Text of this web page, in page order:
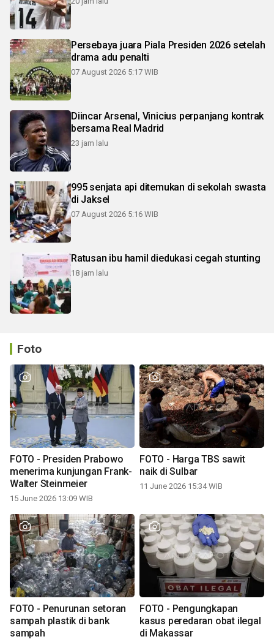
Persebaya juara Piala Presiden 2026 setelah
drama adu penalti
07 August 2026 5:17 WIB
Diincar Arsenal, Vinicius perpanjang kontrak
bersama Real Madrid
23 jam lalu
995 senjata api ditemukan di sekolah swasta
di Jaksel
07 August 2026 5:16 WIB
Ratusan ibu hamil diedukasi cegah stunting
18 jam lalu
Foto
FOTO - Presiden Prabowo
menerima kunjungan Frank-
Walter Steinmeier
15 June 2026 13:09 WIB
FOTO - Harga TBS sawit
naik di Sulbar
11 June 2026 15:34 WIB
FOTO - Penurunan setoran
sampah plastik di bank
sampah
FOTO - Pengungkapan
kasus peredaran obat ilegal
di Makassar